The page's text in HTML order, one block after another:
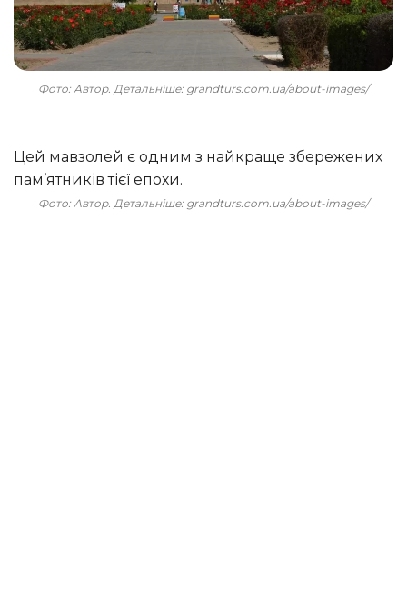
Фото: Автор. Детальніше: grandturs.com.ua/about-images/
Цей мавзолей є одним з найкраще збережених
пам’ятників тієї епохи.
Фото: Автор. Детальніше: grandturs.com.ua/about-images/